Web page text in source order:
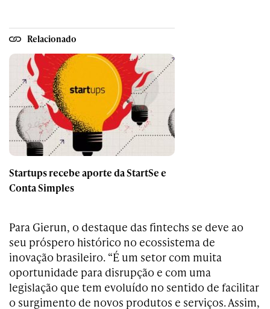
Relacionado
Startups recebe aporte da StartSe e
Conta Simples
Para Gierun, o destaque das fintechs se deve ao
seu próspero histórico no ecossistema de
inovação brasileiro. “É um setor com muita
oportunidade para disrupção e com uma
legislação que tem evoluído no sentido de facilitar
o surgimento de novos produtos e serviços. Assim,